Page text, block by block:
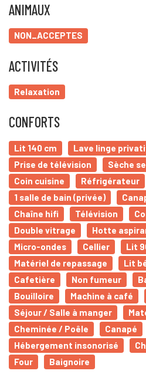
ANIMAUX
NON_ACCEPTES
ACTIVITÉS
Relaxation
CONFORTS
Lit 140 cm Lave linge
Prise de télévision
Sèche
Coin cuisine
Réfrigérateur
1 salle de bain (privée)
Chaîne hifi
Télévision
Double vitrage
Hotte
Micro-ondes
Cellier
Lit
Matériel de repassage
Lit
Cafetière
Non fumeur
Bouilloire
Machine à café
Séjour / Salle à manger
Cheminée / Poêle
Canapé
Hébergement insonorisé
Four
Baignoire